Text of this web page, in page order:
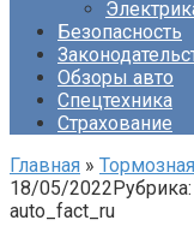
Безопасность
Обзоры авто
Спецтехника
Страхование
Главная »
18/05/2022Рубрика:
auto_fact_ru